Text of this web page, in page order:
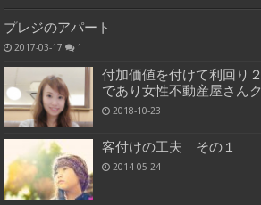
プレジのアパート
2017-03-17 1
付加価値を付けて利回り
であり女性不動産屋さん
2018-10-23
客付けの工夫 その１
2014-05-24